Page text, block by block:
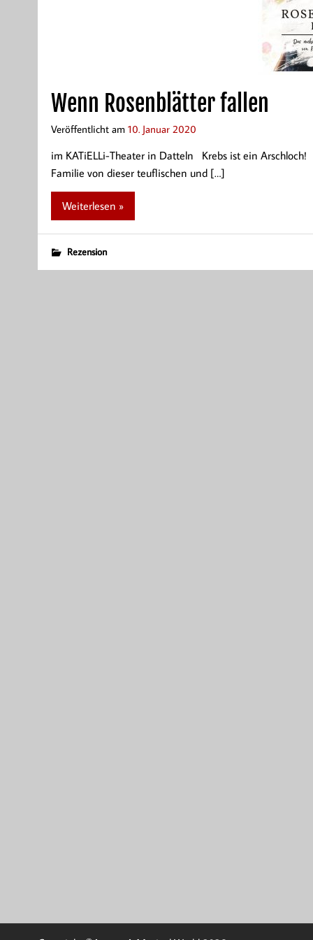
Wenn Rosenblätter fallen
Veröffentlicht am 10. Januar 2020
im KATiELLi-Theater in Datteln Krebs ist ein
Familie von dieser teuflischen und […]
Weiterlesen »
Rezension